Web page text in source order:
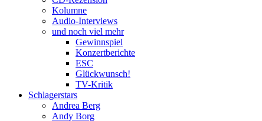
Kolumne
Audio-Interviews
und noch viel mehr
Gewinnspiel
Konzertberichte
ESC
Glückwunsch!
TV-Kritik
Schlagerstars
Andrea Berg
Andy Borg